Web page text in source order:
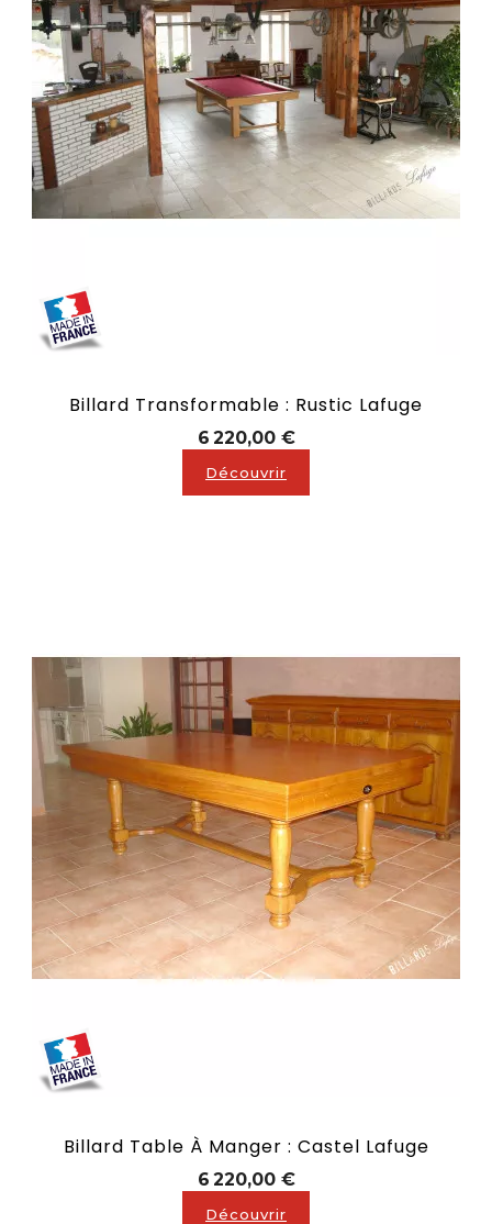
Billard Transformable : Rustic Lafuge
6 220,00 €Prix
Découvrir
Billard Table À Manger : Castel Lafuge
6 220,00 €Prix
Découvrir